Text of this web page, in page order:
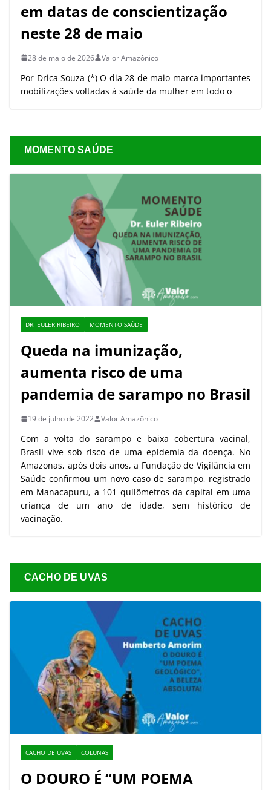
em datas de conscientização
neste 28 de maio
28 de maio de 2026 Valor Amazônico
Por Drica Souza (*) O dia 28 de maio marca importantes
mobilizações voltadas à saúde da mulher em todo o
MOMENTO SAÚDE
DR. EULER RIBEIRO MOMENTO SAÚDE
Queda na imunização,
aumenta risco de uma
pandemia de sarampo no Brasil
19 de julho de 2022 Valor Amazônico
Com a volta do sarampo e baixa cobertura vacinal,
Brasil vive sob risco de uma epidemia da doença. No
Amazonas, após dois anos, a Fundação de Vigilância em
Saúde confirmou um novo caso de sarampo, registrado
em Manacapuru, a 101 quilômetros da capital em uma
criança de um ano de idade, sem histórico de
vacinação.
CACHO DE UVAS
CACHO DE UVAS COLUNAS
O DOURO É “UM POEMA